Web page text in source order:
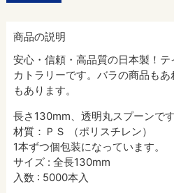
商品の説明
安心・信頼・高品質の日本製！
カトラリーです。バラの商品も
もあります。
長さ130mm、透明丸スプーンです
材質：ＰＳ （ポリスチレン）
1本ずつ個包装になっています。
サイズ : 全長130mm
入数 : 5000本入